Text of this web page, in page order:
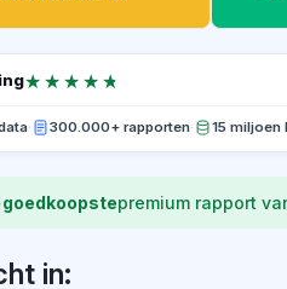
★★★★★
★★★★★
· 300.000+ rapporten· 15 miljoen
goedkoopstepremium rapport
in: